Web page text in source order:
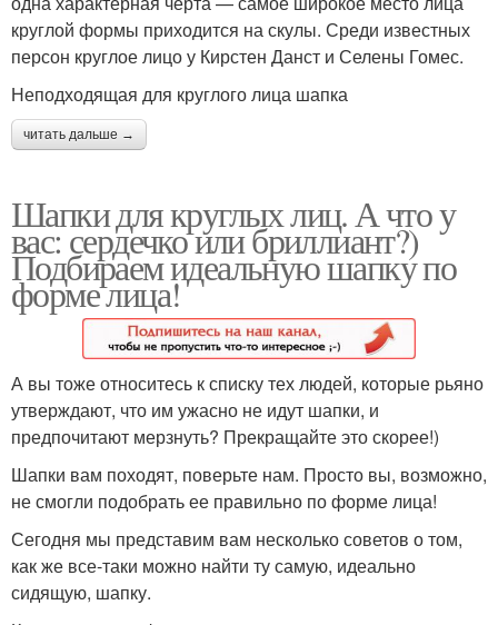
круглой формы приходится на скулы. Среди известных
персон круглое лицо у Кирстен Данст и Селены Гомес.
Неподходящая для круглого лица шапка
читать дальше →
Шапки для круглых лиц. А что у
вас: сердечко или бриллиант?)
Подбираем идеальную шапку по
форме лица!
А вы тоже относитесь к списку тех людей, которые рьяно
утверждают, что им ужасно не идут шапки, и
предпочитают мерзнуть? Прекращайте это скорее!)
Шапки вам походят, поверьте нам. Просто вы, возможно,
не смогли подобрать ее правильно по форме лица!
Сегодня мы представим вам несколько советов о том,
как же все-таки можно найти ту самую, идеально
сидящую, шапку.